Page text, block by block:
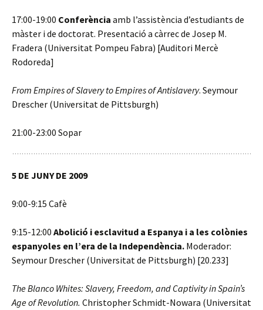
17:00-19:00 Conferència amb l’assistència d’estudiants de
màster i de doctorat. Presentació a càrrec de Josep M.
Fradera (Universitat Pompeu Fabra) [Auditori Mercè
Rodoreda]
From Empires of Slavery to Empires of Antislavery. Seymour
Drescher (Universitat de Pittsburgh)
21:00-23:00 Sopar
5 DE JUNY DE 2009
9:00-9:15 Cafè
9:15-12:00 Abolició i esclavitud a Espanya i a les colònies
espanyoles en l’era de la Independència. Moderador:
Seymour Drescher (Universitat de Pittsburgh) [20.233]
The Blanco Whites: Slavery, Freedom, and Captivity in Spain’s
Age of Revolution. Christopher Schmidt-Nowara (Universitat